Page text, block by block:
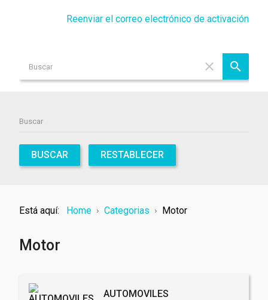
Reenviar el correo electrónico de activación
BUSCAR RESTABLECER
Está aquí: Home Categorias Motor
Motor
AUTOMOVILES